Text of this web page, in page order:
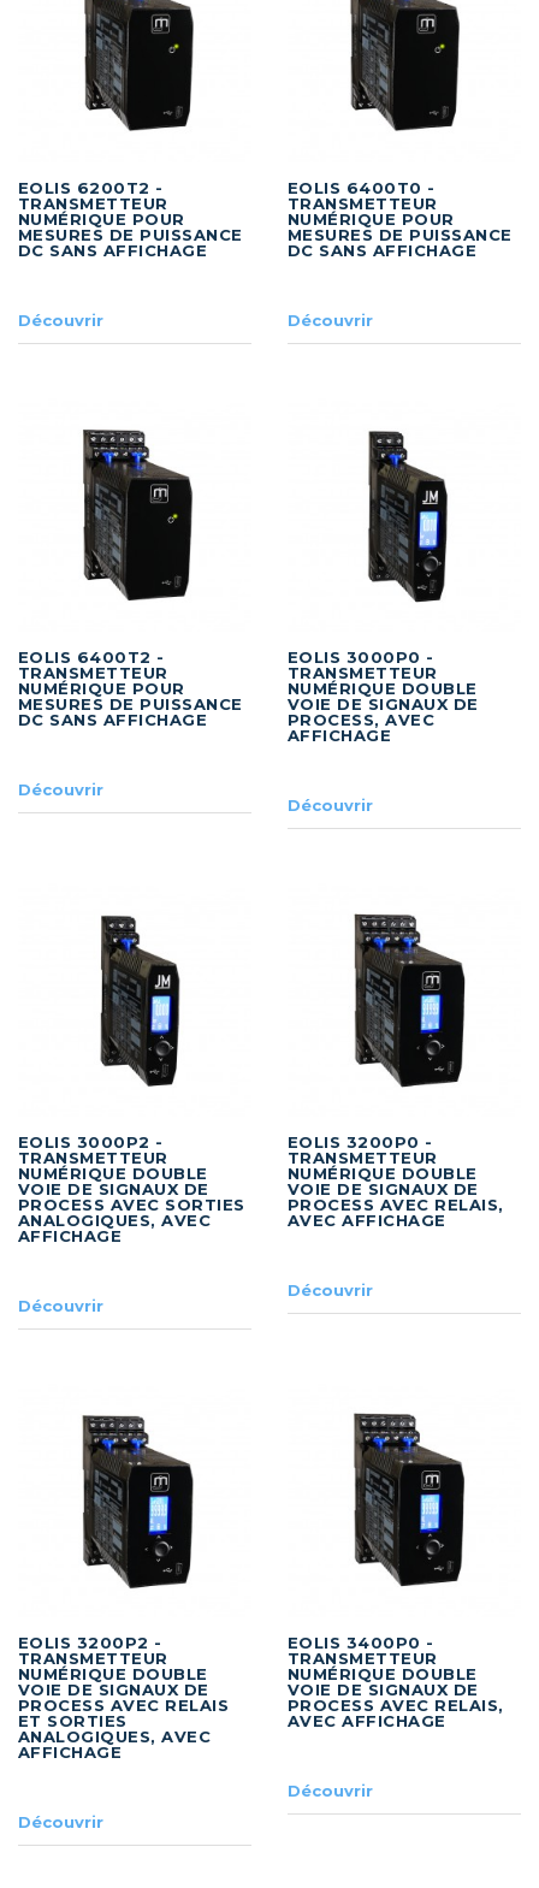
EOLIS 6200T2 -
TRANSMETTEUR
NUMÉRIQUE POUR
MESURES DE PUISSANCE
DC SANS AFFICHAGE
Découvrir
EOLIS 6400T0 -
TRANSMETTEUR
NUMÉRIQUE POUR
MESURES DE PUISSANCE
DC SANS AFFICHAGE
Découvrir
EOLIS 6400T2 -
TRANSMETTEUR
NUMÉRIQUE POUR
MESURES DE PUISSANCE
DC SANS AFFICHAGE
Découvrir
EOLIS 3000P0 -
TRANSMETTEUR
NUMÉRIQUE DOUBLE
VOIE DE SIGNAUX DE
PROCESS, AVEC
AFFICHAGE
Découvrir
EOLIS 3000P2 -
TRANSMETTEUR
NUMÉRIQUE DOUBLE
VOIE DE SIGNAUX DE
PROCESS AVEC SORTIES
ANALOGIQUES, AVEC
AFFICHAGE
Découvrir
EOLIS 3200P0 -
TRANSMETTEUR
NUMÉRIQUE DOUBLE
VOIE DE SIGNAUX DE
PROCESS AVEC RELAIS,
AVEC AFFICHAGE
Découvrir
EOLIS 3200P2 -
TRANSMETTEUR
NUMÉRIQUE DOUBLE
VOIE DE SIGNAUX DE
PROCESS AVEC RELAIS
ET SORTIES
ANALOGIQUES, AVEC
AFFICHAGE
Découvrir
EOLIS 3400P0 -
TRANSMETTEUR
NUMÉRIQUE DOUBLE
VOIE DE SIGNAUX DE
PROCESS AVEC RELAIS,
AVEC AFFICHAGE
Découvrir